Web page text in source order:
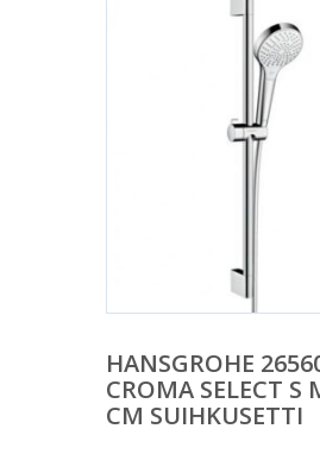
HANSGROHE
CROMA SELECT S
CM SUIHKUSETTI